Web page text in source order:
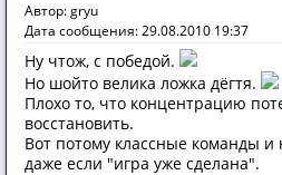
Автор: gryu
Дата сообщения: 29.08.2010 19:37
Ну чтож, с победой.
Но шойто велика ложка дёгтя.
Плохо то, что концентрацию
восстановить.
Вот потому классные команды и
даже если "игра уже сделана".